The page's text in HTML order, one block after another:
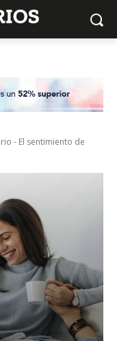
- El sentimiento de